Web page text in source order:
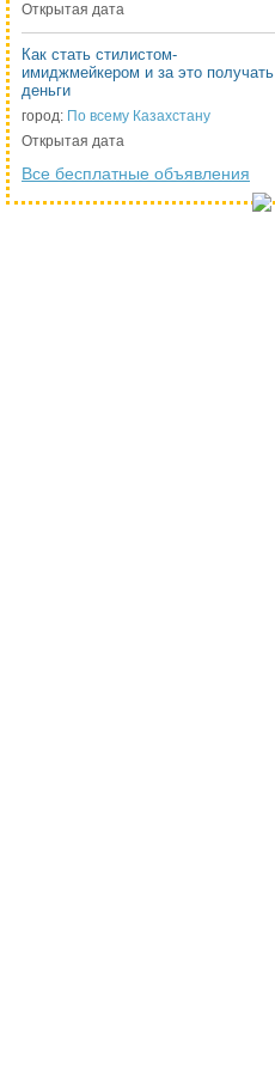
Открытая дата
Как стать стилистом-
имиджмейкером и за это получать
деньги
город: По всему Казахстану
Открытая дата
Все бесплатные объявления